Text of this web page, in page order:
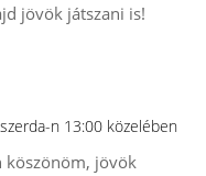
jövök játszani is!
n 13:00 közelében
köszönöm, jövök